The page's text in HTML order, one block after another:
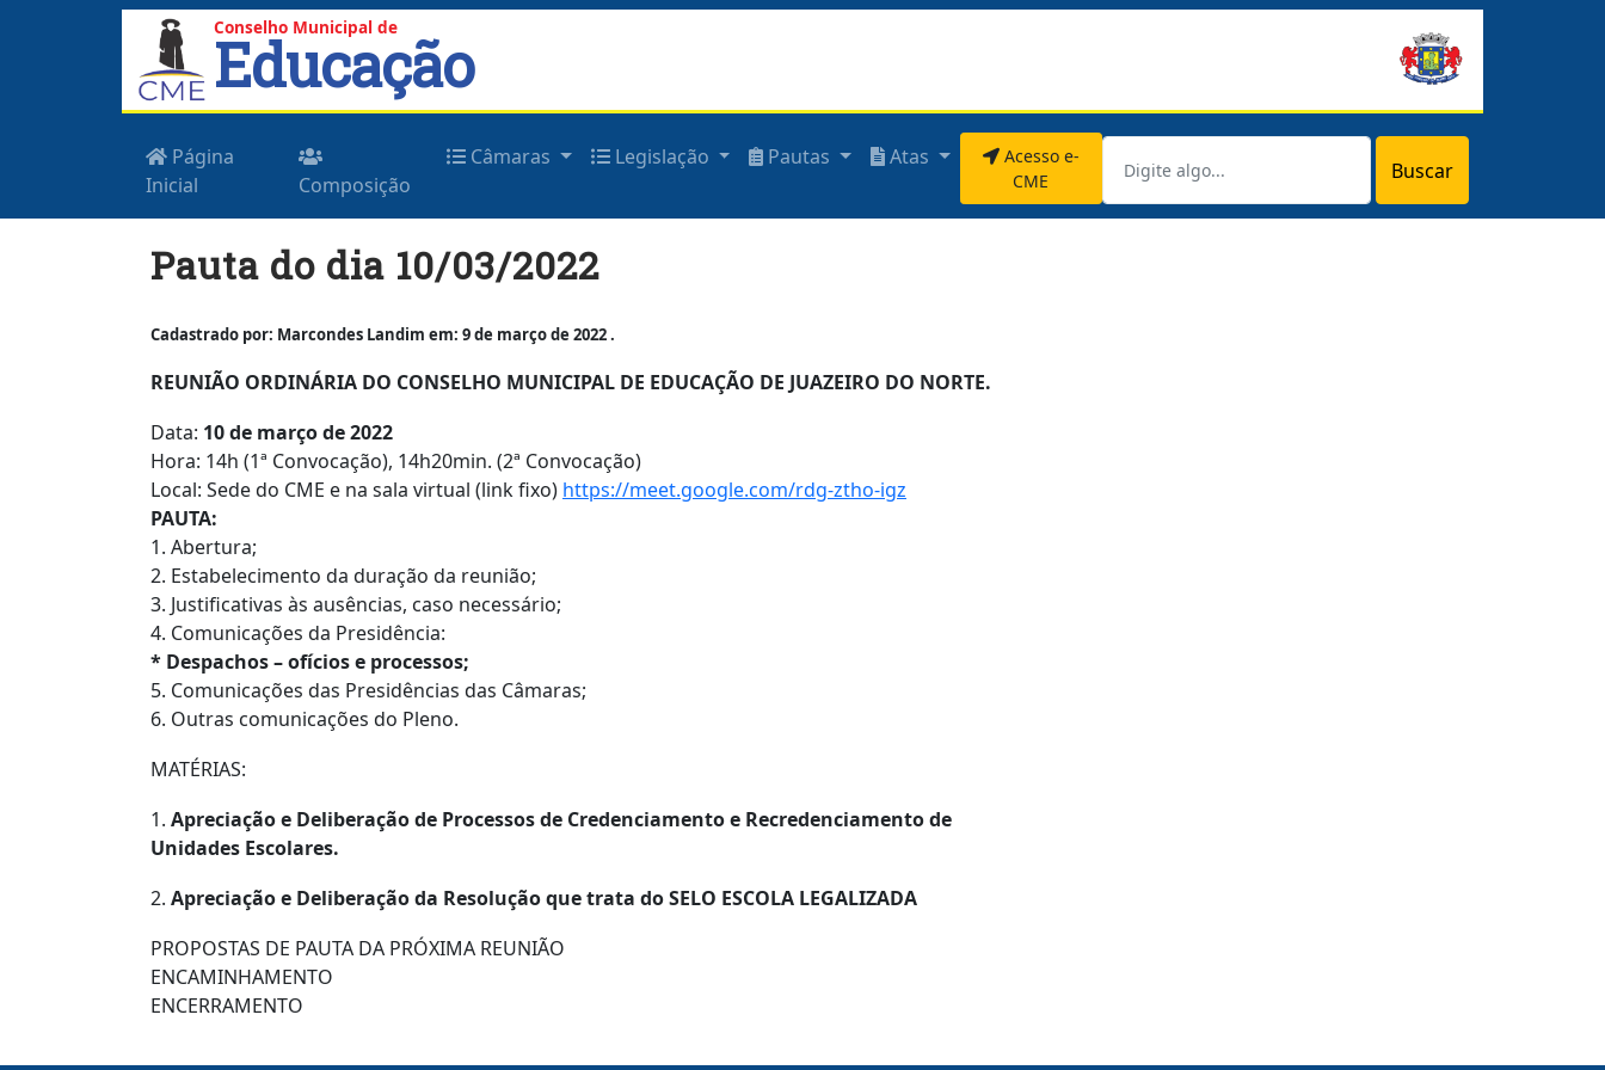
Conselho Municipal de
Educação
Página
Inicial
Composição
Câmaras Legislação Pautas Atas
Acesso e-
CME
Buscar
Pauta do dia 10/03/2022
Cadastrado por: Marcondes Landim em: 9 de março de 2022 .
REUNIÃO ORDINÁRIA DO CONSELHO MUNICIPAL DE EDUCAÇÃO DE JUAZEIRO DO NORTE.
Data: 10 de março de 2022
Hora: 14h (1ª Convocação), 14h20min. (2ª Convocação)
Local: Sede do CME e na sala virtual (link fixo) https://meet.google.com/rdg-ztho-igz
PAUTA:
1. Abertura;
2. Estabelecimento da duração da reunião;
3. Justificativas às ausências, caso necessário;
4. Comunicações da Presidência:
* Despachos – ofícios e processos;
5. Comunicações das Presidências das Câmaras;
6. Outras comunicações do Pleno.
MATÉRIAS:
1. Apreciação e Deliberação de Processos de Credenciamento e Recredenciamento de
Unidades Escolares.
2. Apreciação e Deliberação da Resolução que trata do SELO ESCOLA LEGALIZADA
PROPOSTAS DE PAUTA DA PRÓXIMA REUNIÃO
ENCAMINHAMENTO
ENCERRAMENTO